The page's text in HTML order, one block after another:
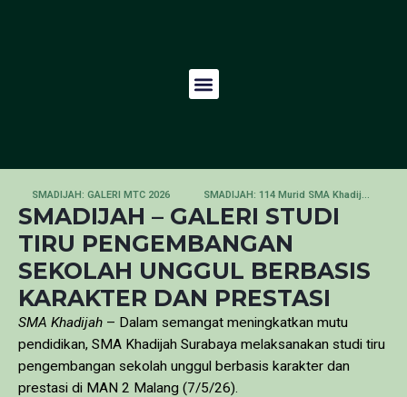
SMADIJAH: GALERI MTC 2026
SMADIJAH – GALERI STUDI
TIRU PENGEMBANGAN
SEKOLAH UNGGUL BERBASIS
KARAKTER DAN PRESTASI
SMA Khadijah – Dalam semangat meningkatkan mutu
pendidikan, SMA Khadijah Surabaya melaksanakan studi tiru
pengembangan sekolah unggul berbasis karakter dan
prestasi di MAN 2 Malang (7/5/26).